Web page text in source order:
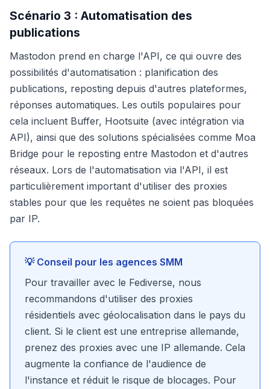
Scénario 3 : Automatisation des
publications
Mastodon prend en charge l'API, ce qui ouvre des
possibilités d'automatisation : planification des
publications, reposting depuis d'autres plateformes,
réponses automatiques. Les outils populaires pour
cela incluent Buffer, Hootsuite (avec intégration via
API), ainsi que des solutions spécialisées comme Moa
Bridge pour le reposting entre Mastodon et d'autres
réseaux. Lors de l'automatisation via l'API, il est
particulièrement important d'utiliser des proxies
stables pour que les requêtes ne soient pas bloquées
par IP.
💡 Conseil pour les agences SMM
Pour travailler avec le Fediverse, nous
recommandons d'utiliser des proxies
résidentiels avec géolocalisation dans le pays du
client. Si le client est une entreprise allemande,
prenez des proxies avec une IP allemande. Cela
augmente la confiance de l'audience de
l'instance et réduit le risque de blocages. Pour